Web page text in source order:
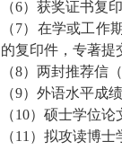
（6）获奖证书复印
（7）在学或工作
的复印件，专著提
（8）两封推荐信
（9）外语水平成
（10）硕士学位论
（11 ）拟攻读博士